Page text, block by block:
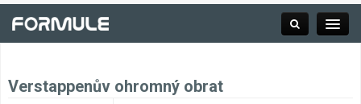
Verstappenův ohromný obrat